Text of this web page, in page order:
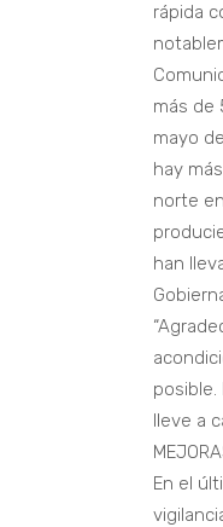
rápida
más de
mayo
hay
norte
han
lleve a
En el